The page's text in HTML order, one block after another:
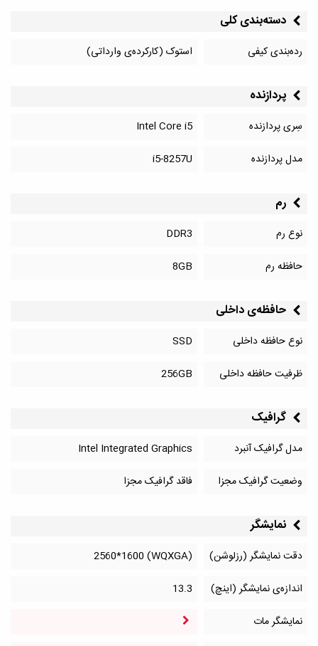
دسته‌بندی کلی
رده‌بندی کیفی استوک (کارکرده‌ی وارداتی)
پردازنده
سِری پردازنده
Intel Core i5
مدل پردازنده
i5-8257U
رم
نوع رم
DDR3
حافظه رم
8GB
حافظه‌‌ی داخلی
نوع حافظه داخلی
SSD
ظرفیت حافظه داخلی
256GB
گرافیک
مدل گرافیک آنبرد
Intel Integrated Graphics
وضعیت گرافیک مجزا
فاقد گرافیک مجزا
نمایشگر
دقت نمایشگر (رزلوشن)
(WQXGA) 2560*1600
اندازه‌ی نمایشگر (اینچ)
13.3
نمایشگر مات